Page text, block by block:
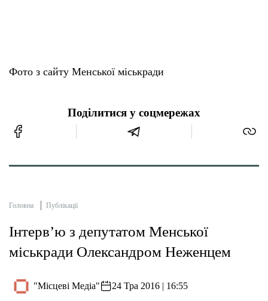
Фото з сайту Менської міськради
Поділитися у соцмережах
Головна Публікації
Інтерв’ю з депутатом Менської
міськради Олександром Неженцем
"Місцеві Медіа" 24 Тра 2016 | 16:55